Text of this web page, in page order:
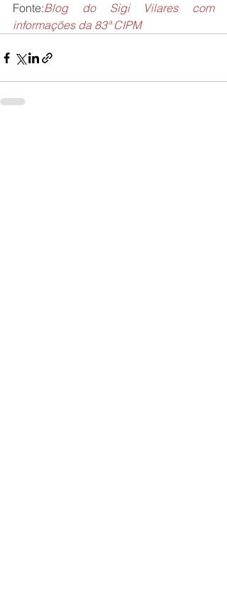
Fonte:Blog do Sigi Vilares com
informações da 83ª CIPM